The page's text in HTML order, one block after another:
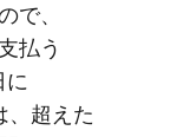
で、​
払う​
に​
、​超えた​